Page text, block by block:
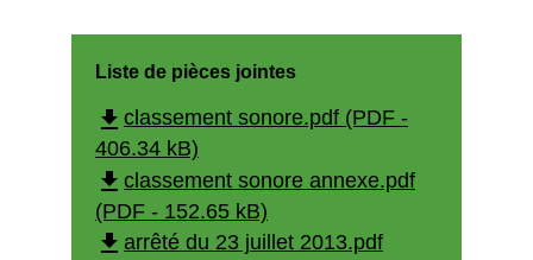
Liste de pièces jointes
file_download classement sonore.pdf (PDF -
406.34 kB)
file_download classement sonore annexe.pdf
(PDF - 152.65 kB)
file_download arrêté du 23 juillet 2013.pdf